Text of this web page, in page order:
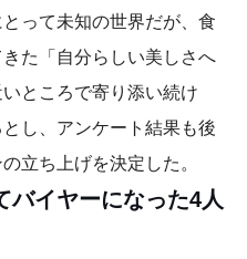
って未知の世界だが、食
た「自分らしい美しさへ
ところで寄り添い続け
し、アンケート結果も後
立ち上げを決定した。
バイヤーになった4人